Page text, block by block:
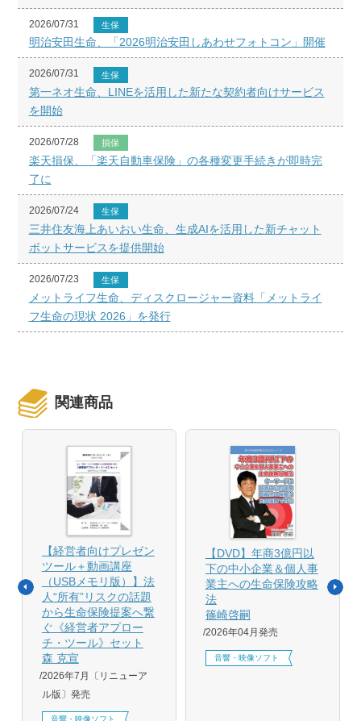
2026/07/31 生保
明治安田生命、「2026明治安田しあわせフォトコン」開催
2026/07/31 生保
第一ネオ生命、LINEを活用した新たな契約者向けサービス
を開始
2026/07/28 損保
楽天損保、「楽天自動車保険」の各種変更手続きが即時完
了に
2026/07/24 生保
三井住友海上あいおい生命、生成AIを活用した新チャット
ボットサービスを提供開始
2026/07/23 生保
メットライフ生命、ディスクロージャー資料「メットライ
フ生命の現状 2026」を発行
関連商品
【経営者向けプレゼン
ツール＋動画講座
（USBメモリ版）】法
人“所有”リスクの話題
から生命保険提案へ繋
ぐ《経営者アプロー
チ・ツール》セット
森 克宣
2026年7月〔リニューア
ル版〕発売
【DVD】年商3億円以
下の中小企業＆個人事
業主への生命保険攻略
法
篠崎啓嗣
2026年04月発売
音響・映像ソフト